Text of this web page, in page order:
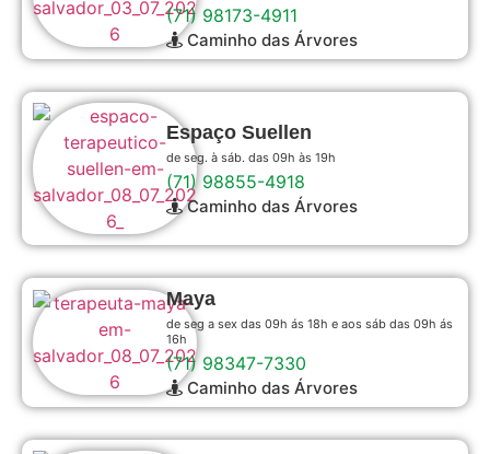
(71) 98173-4911
Caminho das Árvores
Espaço Suellen
de seg. à sáb. das 09h às 19h
(71) 98855-4918
Caminho das Árvores
Maya
de seg a sex das 09h ás 18h e aos sáb das 09h ás
16h
(71) 98347-7330
Caminho das Árvores